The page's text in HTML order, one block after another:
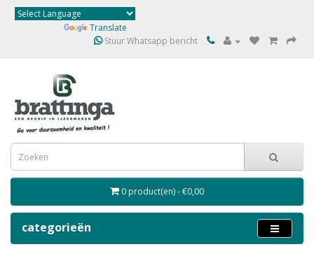
Translate
Stuur Whatsapp bericht
0 product(en) - €0,00
categorieën